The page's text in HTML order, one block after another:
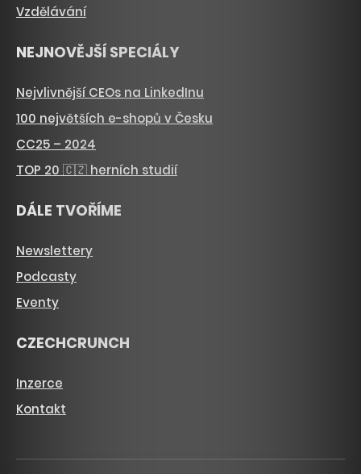
Vzdělávání
NEJNOVĚJŠÍ SPECIÁLY
Nejvlivnější CEOs na LinkedInu
100 největších e-shopů v Česku
CC25 – 2024
TOP 20 🇨🇿 herních studií
DÁLE TVOŘÍME
Newslettery
Podcasty
Eventy
CZECHCRUNCH
Inzerce
Kontakt